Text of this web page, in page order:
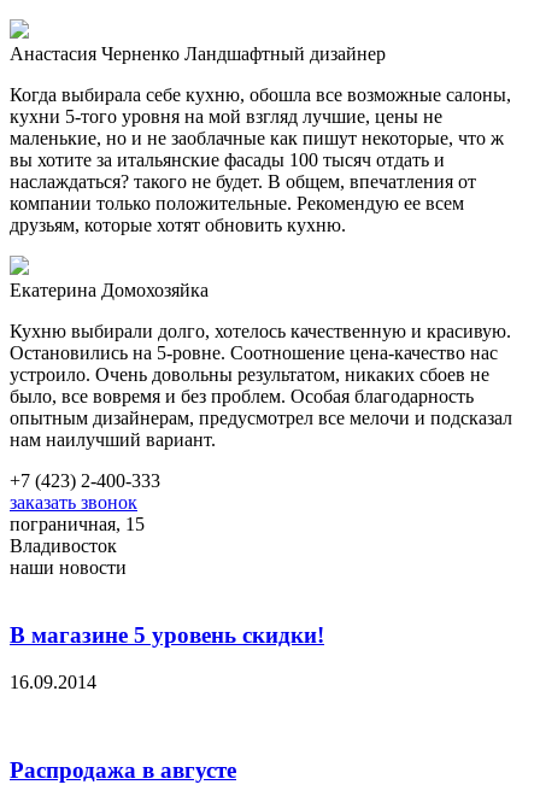
Анастасия Черненко Ландшафтный дизайнер
Когда выбирала себе кухню, обошла все возможные салоны,
кухни 5-того уровня на мой взгляд лучшие, цены не
маленькие, но и не заоблачные как пишут некоторые, что ж
вы хотите за итальянские фасады 100 тысяч отдать и
наслаждаться? такого не будет. В общем, впечатления от
компании только положительные. Рекомендую ее всем
друзьям, которые хотят обновить кухню.
Екатерина Домохозяйка
Кухню выбирали долго, хотелось качественную и красивую.
Остановились на 5-ровне. Соотношение цена-качество нас
устроило. Очень довольны результатом, никаких сбоев не
было, все вовремя и без проблем. Особая благодарность
опытным дизайнерам, предусмотрел все мелочи и подсказал
нам наилучший вариант.
+7 (423) 2-400-333
заказать звонок
пограничная, 15
Владивосток
наши новости
В магазине 5 уровень скидки!
16.09.2014
Распродажа в августе